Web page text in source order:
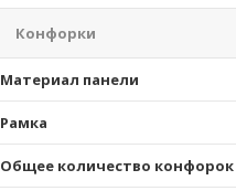
Конфорки
Материал панели
Рамка
Общее количество конфорок